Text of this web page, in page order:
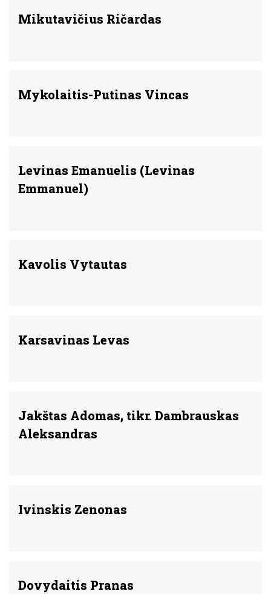
Mikutavičius Ričardas
Mykolaitis-Putinas Vincas
Levinas Emanuelis (Levinas
Emmanuel)
Kavolis Vytautas
Karsavinas Levas
Jakštas Adomas, tikr. Dambrauskas
Aleksandras
Ivinskis Zenonas
Dovydaitis Pranas